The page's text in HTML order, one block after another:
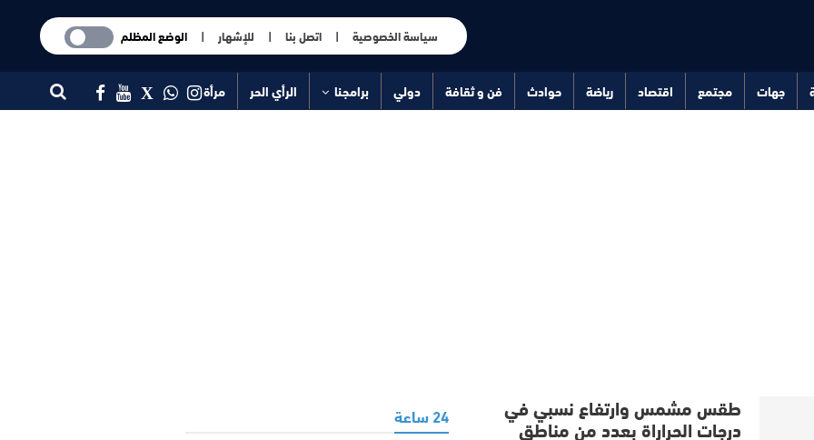
سياسة الخصوصية |اتصل بنا | للإشهار |الوضع المظلم
جهات مجتمع اقتصاد رياضة حوادث فن و ثقافة دولي برامجنا الرأي الحر
مرأة
طقس مشمس وارتفاع نسبي في
درجات الحراراة بعدد من مناطق 24 ساعة